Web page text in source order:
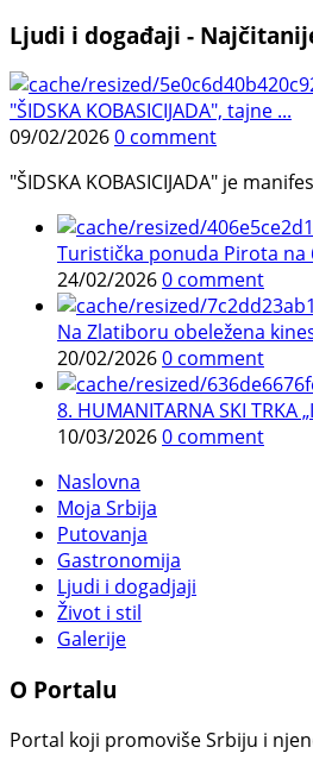
Ljudi i događaji -
"ŠIDSKA KOBASICIJADA", tajne ...
09/02/20260 comment
"ŠIDSKA KOBASICIJADA" je
Turistička ponuda Pirota na
24/02/20260 comment
Na Zlatiboru obeležena
20/02/20260 comment
8. HUMANITARNA SKI TRKA
10/03/20260 comment
Naslovna
Moja Srbija
Putovanja
Gastronomija
Ljudi i dogadjaji
Život i stil
Galerije
O Portalu
Portal koji promoviše Srbiju i